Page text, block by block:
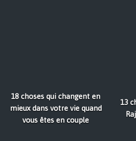
18 choses qui changent en
mieux dans votre vie quand
vous êtes en couple
13